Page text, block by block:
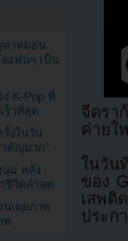
จีดรา
ค่ายใ
ในวัน
ของ
เสพติ
ประก
หาหมอน
แฟนๆ เป็น
K-Pop ที่
ร็วที่สุด
งในวัน
คัญมาก”
ม หลัง
ชีวิตล่าสุด
เผยภาพ
พ